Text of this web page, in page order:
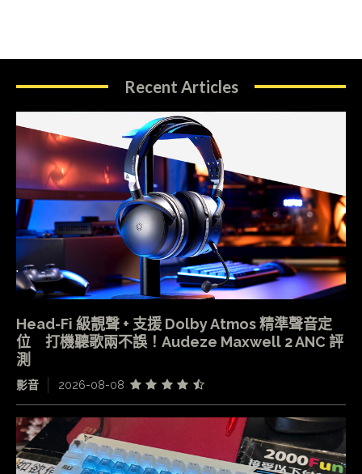
Recent Articles
Head-Fi 級靚聲 + 支援 Dolby Atmos 精準聲音定
位 打機聽歌兩不誤！Audeze Maxwell 2 ANC 評
測
影音 2026-08-08